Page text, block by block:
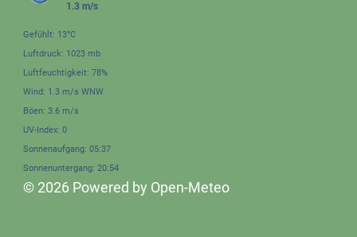
1.3 m/s
Gefühlt: 13°C
Luftdruck: 1023 mb
Luftfeuchtigkeit: 78%
Wind: 1.3 m/s WNW
Böen: 3.6 m/s
UV-Index: 0
Sonnenaufgang: 05:37
Sonnenuntergang: 20:54
© 2026 Powered by Open-Meteo